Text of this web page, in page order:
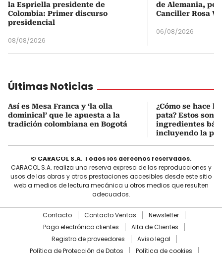
la Espriella presidente de
Colombia: Primer discurso
presidencial
08/08/2026
de Alemania,
Canciller Rosa
06/08/2026
Últimas Noticias
Así es Mesa Franca y ‘la olla
dominical’ que le apuesta a la
tradición colombiana en Bogotá
¿Cómo se hace
pata? Estos son
ingredientes
incluyendo la
© CARACOL S.A. Todos los derechos reservados.
CARACOL S.A. realiza una reserva expresa de las reproducciones y
usos de las obras y otras prestaciones accesibles desde este sitio
web a medios de lectura mecánica u otros medios que resulten
adecuados.
Contacto Contacto Ventas
Newsletter
Pago electrónico clientes
Alta de Clientes
Registro de proveedores
Aviso legal
Política de Protección de Datos
Política de cookies